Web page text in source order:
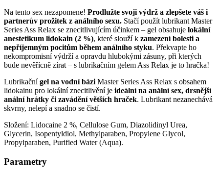
Na tento sex nezapomene! Prodlužte svoji výdrž a zlepšete váš i
partnerův prožitek z análního sexu. Stačí použít lubrikant Master
Series Ass Relax se znecitlivujícím účinkem – gel obsahuje lokální
anestetikum lidokain (2 %), které slouží k zamezení bolesti a
nepříjemným pocitům během análního styku. Překvapte ho
nekompromisní výdrží a opravdu hlubokými zásuny, při kterých
bude nevěřícně zírat – s lubrikačním gelem Ass Relax je to hračka!
Lubrikačnígel na vodní bázi Master Series Ass Relax s obsahem
lidokainu pro lokální znecitlivění je ideální na anální sex, drsnější
anální hrátky či zavádění větších hraček. Lubrikant nezanechává
skvrny, nelepí a snadno se čistí.
Složení: Lidocaine 2 %, Cellulose Gum, Diazolidinyl Urea,
Glycerin, Isopentyldiol, Methylparaben, Propylene Glycol,
Propylparaben, Purified Water (Aqua).
Parametry